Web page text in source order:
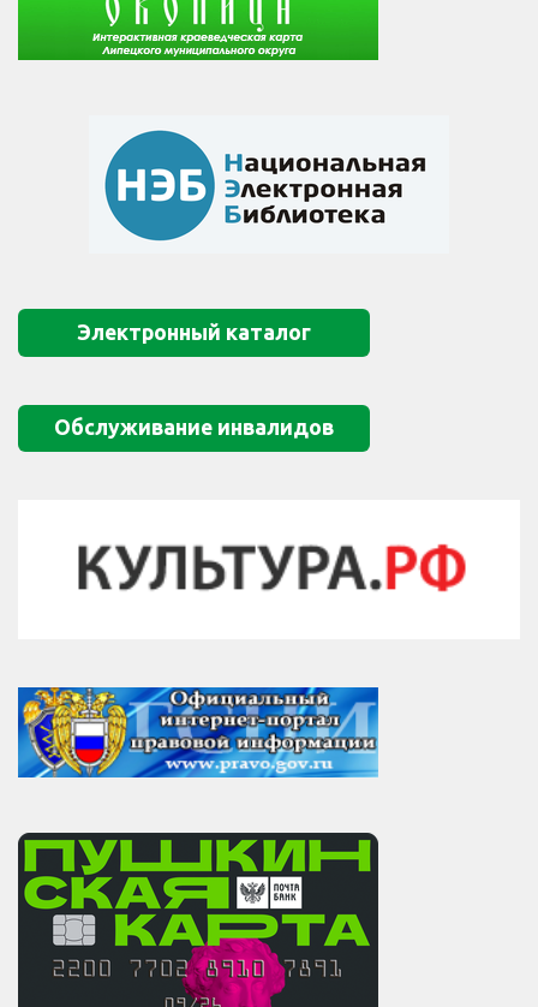
Электронный каталог
Обслуживание инвалидов